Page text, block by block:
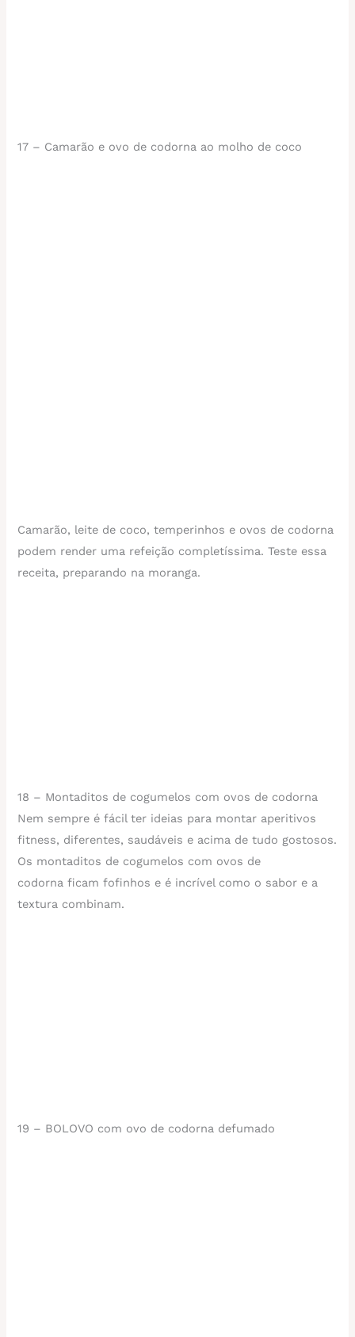
17 – Camarão e ovo de codorna ao molho de coco
Camarão, leite de coco, temperinhos e ovos de codorna
podem render uma refeição completíssima. Teste essa
receita, preparando na moranga.
18 – Montaditos de cogumelos com ovos de codorna
Nem sempre é fácil ter ideias para montar aperitivos
fitness, diferentes, saudáveis e acima de tudo gostosos.
Os montaditos de cogumelos com ovos de
codorna ficam fofinhos e é incrível como o sabor e a
textura combinam.
19 – BOLOVO com ovo de codorna defumado